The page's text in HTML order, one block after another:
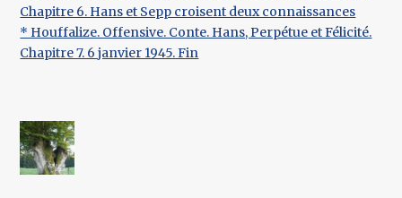
Chapitre 6. Hans et Sepp croisent deux connaissances
* Houffalize. Offensive. Conte. Hans, Perpétue et Félicité.
Chapitre 7. 6 janvier 1945. Fin